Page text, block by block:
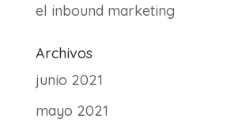
el inbound marketing
Archivos
junio 2021
mayo 2021